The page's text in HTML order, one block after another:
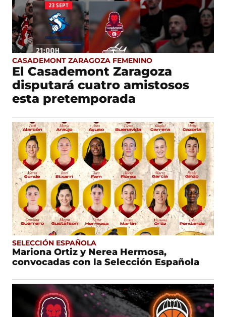
CASADEMONT ZARAGOZA FEMENINO
El Casademont Zaragoza
disputará cuatro amistosos
esta pretemporada
SELECCIÓN ESPAÑOLA
Mariona Ortiz y Nerea Hermosa,
convocadas con la Selección Española